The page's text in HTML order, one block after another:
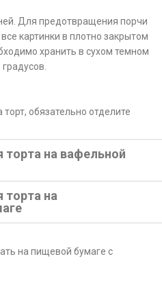
Для предотвращения порчи
картинки в плотно закрытом
хранить в сухом темном
обязательно отделите
торта на вафельной
торта на
на пищевой бумаге с